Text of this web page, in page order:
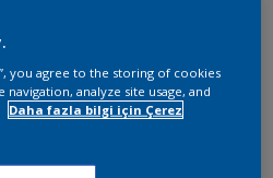
you agree to the storing of cookies
analyze site usage, and
Daha fazla bilgi için Çerez